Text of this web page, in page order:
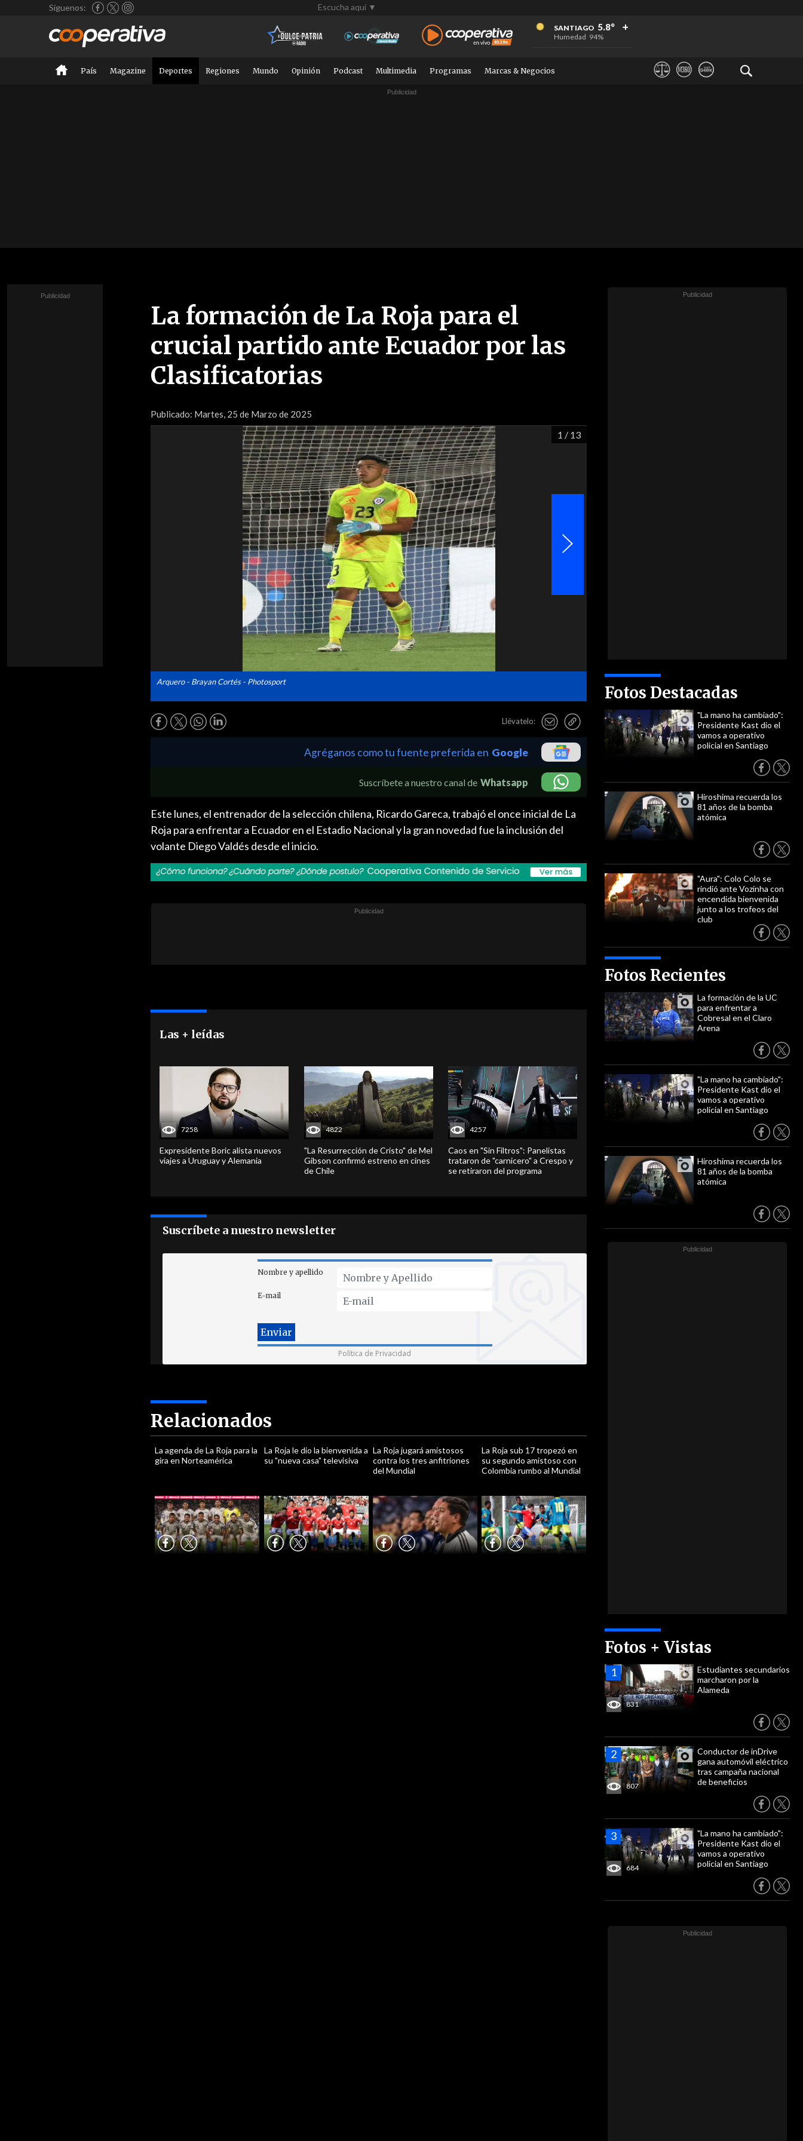
Síguenos: Escucha aquí ▼
SANTIAGO 5.8°
Humedad 94%
+
+
+
País Magazine Deportes Regiones Mundo Opinión Podcast Multimedia Programas Marcas & Negocios
La formación de La Roja para el
crucial partido ante Ecuador por las
Clasificatorias
Publicado: Martes, 25 de Marzo de 2025
1 / 13
Arquero - Brayan Cortés - Photosport
Llévatelo:
Fotos Destacadas
"La mano ha cambiado":
Presidente Kast dio el
vamos a operativo
policial en Santiago
Hiroshima recuerda los
81 años de la bomba
atómica
"Aura": Colo Colo se
rindió ante Vozinha con
encendida bienvenida
junto a los trofeos del
club
Fotos Recientes
La formación de la UC
para enfrentar a
Cobresal en el Claro
Arena
"La mano ha cambiado":
Presidente Kast dio el
vamos a operativo
policial en Santiago
Hiroshima recuerda los
81 años de la bomba
atómica
Fotos + Vistas
831
Estudiantes secundarios
marcharon por la
Alameda
807
Conductor de inDrive
gana automóvil eléctrico
tras campaña nacional
de beneficios
684
"La mano ha cambiado":
Presidente Kast dio el
vamos a operativo
policial en Santiago
Agréganos como tu fuente preferida en Google
Suscríbete a nuestro canal de Whatsapp
Este lunes, el entrenador de la selección chilena, Ricardo Gareca, trabajó el once inicial de La
Roja para enfrentar a Ecuador en el Estadio Nacional y la gran novedad fue la inclusión del
volante Diego Valdés desde el inicio.
Las + leídas
7258
Expresidente Boric alista nuevos
viajes a Uruguay y Alemania
4822
"La Resurrección de Cristo" de Mel
Gibson confirmó estreno en cines
de Chile
4257
Caos en "Sin Filtros": Panelistas
trataron de "carnicero" a Crespo y
se retiraron del programa
Suscríbete a nuestro newsletter
Nombre y apellido
E-mail
Política de Privacidad
Relacionados
La agenda de La Roja para la
gira en Norteamérica
La Roja le dio la bienvenida a
su "nueva casa" televisiva
La Roja jugará amistosos
contra los tres anfitriones
del Mundial
La Roja sub 17 tropezó en
su segundo amistoso con
Colombia rumbo al Mundial